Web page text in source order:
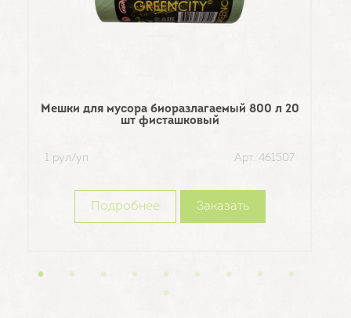
Мешки для мусора биоразлагаемый 800 л 20
шт фисташковый
1 рул/уп Арт: 461507
Подробнее Заказать